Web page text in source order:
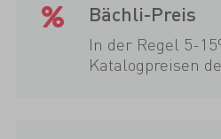
Bächli-Preis
In der Regel 5-
Katalogpreisen